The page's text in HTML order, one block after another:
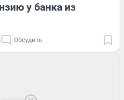
у банка из
Обсудить